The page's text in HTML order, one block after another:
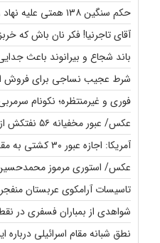
حکم سنگین ۱۳۸ همتی علیه نهاد ریاست‌جمهوری!
آقای تاجرنیا! فکر نان باش که
باند شجاع و بیرانوند باعث
شرط عجیب نساجی برای فروش
فوری و غیرمنتظره؛‌ نکونام
عکس/ عبور مخفیانه ۵۶ نفتکش از مسیر عمانیِ تنگه هرمز
آمریکا: اجازه عبور ۳۰ کشتی به مقصد ایران را دادیم
عکس/ استوری مرموز محمدحسین
تاسیسات آرامکوی عربستان
شواهدی از بمباران فسفری در
نطق شبانه مقام اسرائیلی درباره